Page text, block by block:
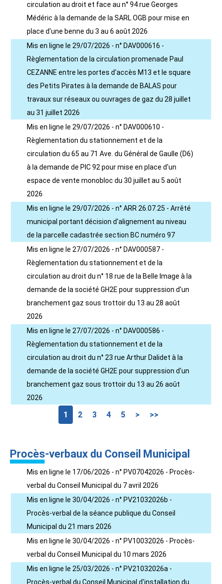
circulation au droit et face au n° 94 rue Georges
Médéric à la demande de la SARL OGB pour mise en
place d'une benne du 3 au 6 août 2026
Mis en ligne le 29/07/2026 - n° DAV000616 -
Règlementation de la circulation promenade Paul
CEZANNE entre les portes d'accès M13 et le square
des Petits Pirates à la demande de BALAS pour
travaux sur réseaux ou ouvrages de gaz du 28 juillet
au 31 juillet 2026
Mis en ligne le 29/07/2026 - n° DAV000610 -
Règlementation du stationnement et de la
circulation du 65 au 71 Ave. du Général de Gaulle (D6)
à la demande de PIC 92 pour mise en place d'un
espace de vente monobloc du 30 juillet au 5 août
2026
Mis en ligne le 29/07/2026 - n° ARR 26.07.25 - Arrêté
municipal portant décision d'alignement au niveau
de la parcelle cadastrée section BC numéro 97
Mis en ligne le 27/07/2026 - n° DAV000587 -
Règlementation du stationnement et de la
circulation au droit du n° 18 rue de la Belle Image à la
demande de la société GH2E pour suppression d'un
branchement gaz sous trottoir du 13 au 28 août
2026
Mis en ligne le 27/07/2026 - n° DAV000586 -
Règlementation du stationnement et de la
circulation au droit du n° 23 rue Arthur Dalidet à la
demande de la société GH2E pour suppression d'un
branchement gaz sous trottoir du 13 au 26 août
2026
1 2 3 4 5 > >>
Procès-verbaux du Conseil Municipal
Mis en ligne le 17/06/2026 - n° PV07042026 - Procès-
verbal du Conseil Municipal du 7 avril 2026
Mis en ligne le 30/04/2026 - n° PV21032026b -
Procès-verbal de la séance publique du Conseil
Municipal du 21 mars 2026
Mis en ligne le 30/04/2026 - n° PV10032026 - Procès-
verbal du Conseil Municipal du 10 mars 2026
Mis en ligne le 25/03/2026 - n° PV21032026a -
Procès-verbal du Conseil Municipal d'installation du